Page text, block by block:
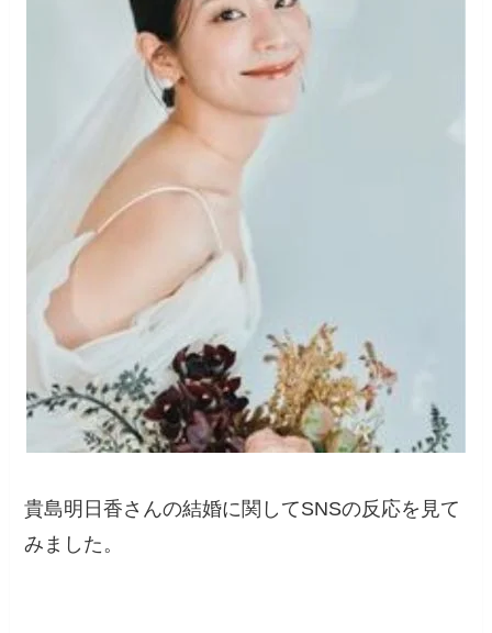
貴島明日香さんの結婚に関してSNSの反応を見て
みました。